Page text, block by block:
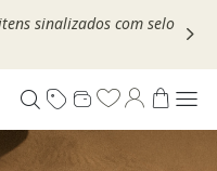
30% OFF*: useMOVEL30,